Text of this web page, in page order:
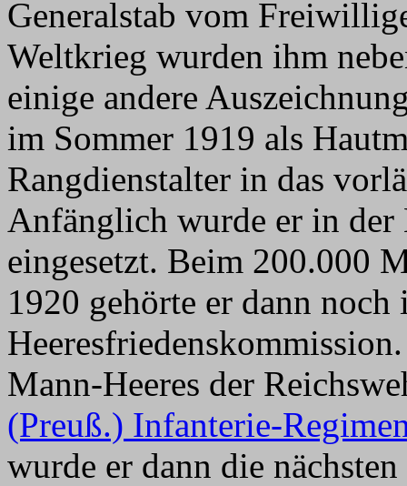
Generalstab vom
Weltkrieg wurden ihm
einige andere
im Sommer 1919 als
Rangdienstalter in das
Anfänglich wurde er in der
eingesetzt. Beim 200.000
1920 gehörte er dann noch
Mann-Heeres der
(Preuß.) Infanterie-
wurde er dann die